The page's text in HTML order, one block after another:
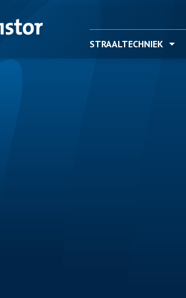
STRAALTECHNIEK